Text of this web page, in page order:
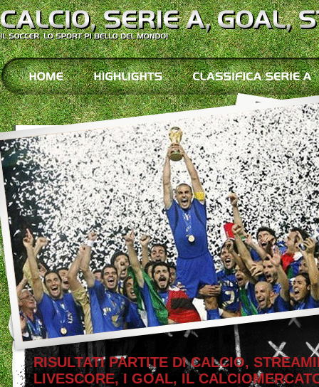
RISULTATI PARTITE DI CALCIO,
LIVESCORE, I GOAL, IL